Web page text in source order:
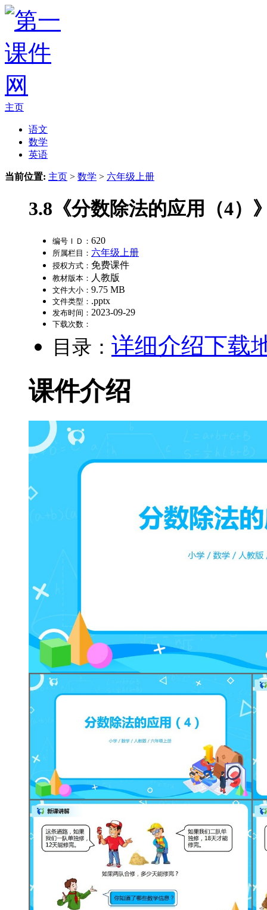
主页
语文
数学
英语
当前位置: 主页 > 数学 > 六年级上册
3.8《分数除法的应用（4）
编号ＩＤ： 620
所属栏目： 六年级上册
授权方式： 免费课件
教材版本： 人教版
文件大小： 9.75 MB
文件类型： .pptx
发布时间： 2023-09-29
下载次数：
目录： 详细介绍下载
课件介绍